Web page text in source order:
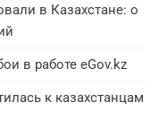
в Казахстане: о
в работе eGov.kz
к казахстанцам